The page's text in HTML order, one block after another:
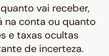
vai receber,
na conta ou quanto
e taxas ocultas
de incerteza.